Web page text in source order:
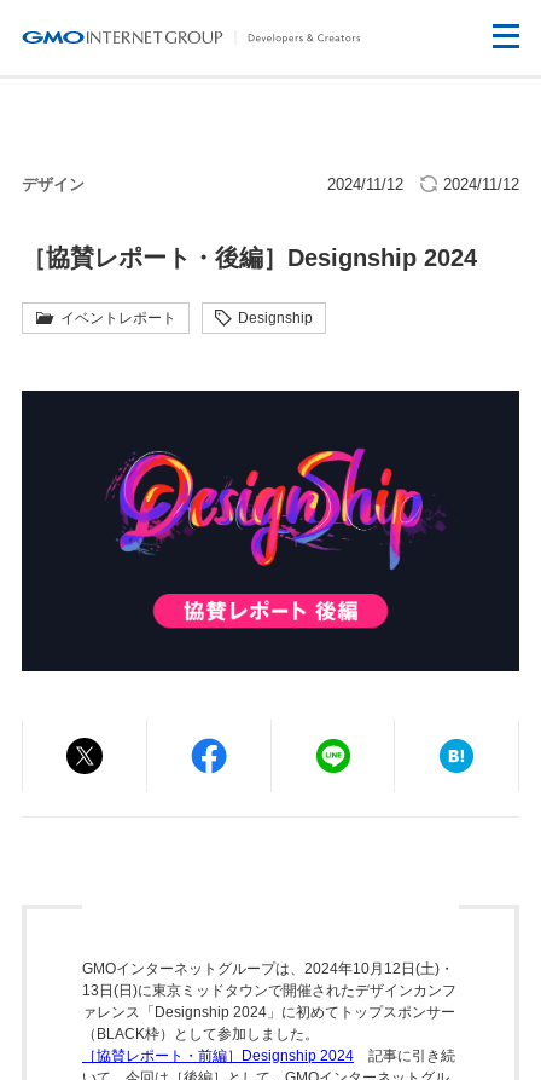
デザイン 2024/11/12 2024/11/12
［協賛レポート・後編］Designship 2024
イベントレポート Designship
GMOインターネットグループは、2024年10月12日(土)・
13日(日)に東京ミッドタウンで開催されたデザインカンフ
ァレンス「Designship 2024」に初めてトップスポンサー
（BLACK枠）として参加しました。
［協賛レポート・前編］Designship 2024記事に引き続